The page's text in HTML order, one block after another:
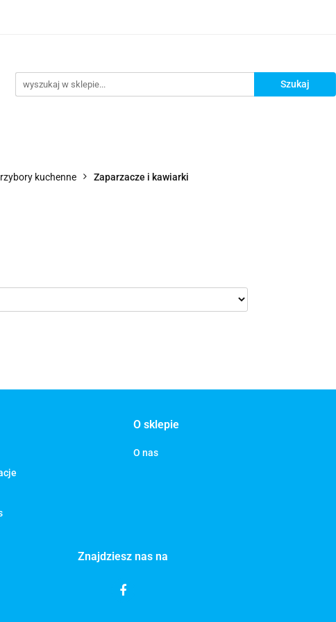
kuchenne Zaparzacze i kawiarki
O sklepie
O nas
Znajdziesz nas na